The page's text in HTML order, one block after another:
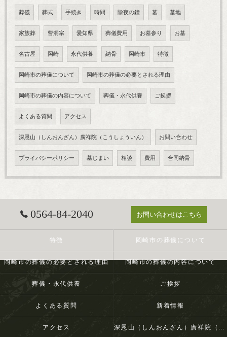
葬儀 葬式 手続き 時間 除夜の鐘 墓 墓地
家族葬 曹洞宗 愛知県 葬儀費用 お墓参り お墓
名古屋 岡崎 永代供養 納骨 岡崎市 特徴
岡崎市の葬儀について 岡崎市の葬儀の必要とされる理由
岡崎市の葬儀の内容について 葬儀・永代供養 ご挨拶
よくある質問 アクセス
深恩山（しんおんざん）廣祥院（こうしょういん） お問い合わせ
プライバシーポリシー 墓じまい 相談 費用 合同納骨
0564-84-2040 お問い合わせはこちら
特徴 岡崎市の葬儀について
岡崎市の葬儀の必要とされる理由 岡崎市の葬儀の内容について
葬儀・永代供養 ご挨拶
よくある質問 新着情報
アクセス 深恩山（しんおんざん）廣祥院（こうしょういん）